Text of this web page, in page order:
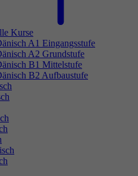
Kurse
A1 Eingangsstufe
A2 Grundstufe
B1 Mittelstufe
B2 Aufbaustufe